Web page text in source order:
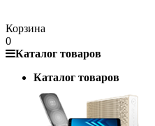
Корзина
0
Каталог товаров
Каталог товаров